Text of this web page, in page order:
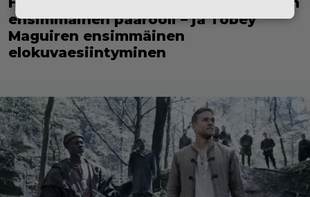
ensimmäinen päärooli – ja Tobey
Maguiren ensimmäinen
elokuvaesiintyminen